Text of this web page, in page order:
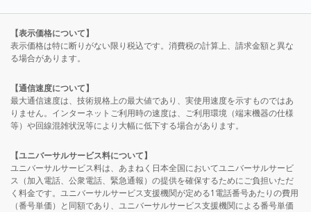
【表示価格について】
表示価格は特に断りがない限り税込です。消費税の計算上、請求金額と異な
る場合があります。
【通信速度について】
最大通信速度は、技術規格上の最大値であり、実使用速度を示すものではあ
りません。インターネットご利用時の速度は、ご利用環境（端末機器の仕様
等）や回線混雑状況等により大幅に低下する場合があります。
【ユニバーサルサービス料について】
ユニバーサルサービス料は、あまねく日本全国においてユニバーサルサービ
ス（加入電話、公衆電話、緊急通報）の提供を確保するためにご負担いただ
く料金です。ユニバーサルサービス支援機関が定める1電話番号あたりの費用
（番号単価）と同額であり、ユニバーサルサービス支援機関による番号単価